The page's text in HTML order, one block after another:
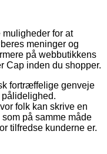
for at
meninger og
på webbutikkens
Cap inden du shopper.
fortræffelige genveje
folk kan skrive en
på samme måde
tilfredse kunderne er.